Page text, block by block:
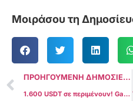
Μοιράσου τη
ΠΡΟΗΓΟΥΜΕΝΗ ΔΗΜΟΣΙΕΥΣΗ
1.600 USDT σε περιμένουν! Gate Crypto Card X SUNDOG